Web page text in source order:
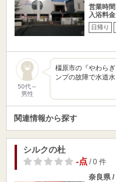
営業時
入浴料
日帰り
50代～
男性
橿原市の『やわら
ンプの故障で水道
関連情報から探す
シルクの杜
-点/ 0 件
奈良県 /